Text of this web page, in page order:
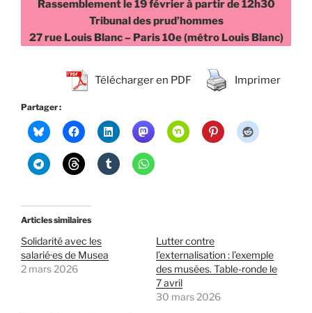
Rassemblement le 19 février à partir de 12h30
Tribunal des prud’hommes
27 rue Louis Blanc – Paris 10e (métro Louis Blanc)
Télécharger en PDF Imprimer
Partager :
Articles similaires
Solidarité avec les
salarié·es de Musea
2 mars 2026
Lutter contre
l’externalisation : l’exemple
des musées. Table-ronde le
7 avril
30 mars 2026